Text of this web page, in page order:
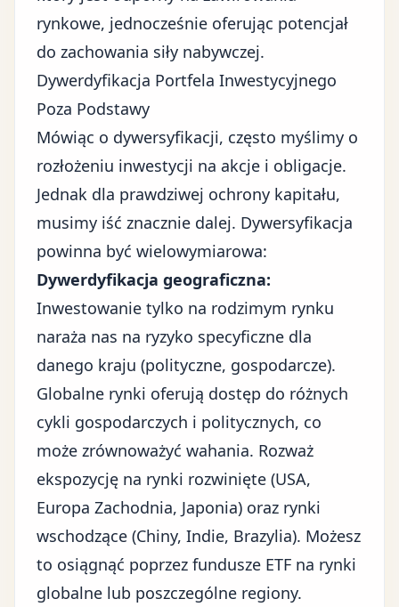
rynkowe, jednocześnie oferując potencjał
do zachowania siły nabywczej.
Dywerdyfikacja Portfela Inwestycyjnego
Poza Podstawy
Mówiąc o dywersyfikacji, często myślimy o
rozłożeniu inwestycji na akcje i obligacje.
Jednak dla prawdziwej ochrony kapitału,
musimy iść znacznie dalej. Dywersyfikacja
powinna być wielowymiarowa:
Dywerdyfikacja geograficzna:
Inwestowanie tylko na rodzimym rynku
naraża nas na ryzyko specyficzne dla
danego kraju (polityczne, gospodarcze).
Globalne rynki oferują dostęp do różnych
cykli gospodarczych i politycznych, co
może zrównoważyć wahania. Rozważ
ekspozycję na rynki rozwinięte (USA,
Europa Zachodnia, Japonia) oraz rynki
wschodzące (Chiny, Indie, Brazylia). Możesz
to osiągnąć poprzez fundusze ETF na rynki
globalne lub poszczególne regiony.